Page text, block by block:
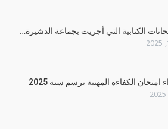
الكتابية التي أجريت بجماعة الدشيرة…
امتحان الكفاءة المهنية برسم سنة 2025